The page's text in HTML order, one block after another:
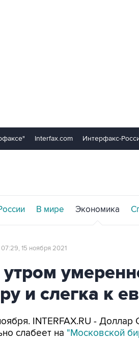
Interfax.com Интерфакс-
В мире Экономика
07:29, 15 ноября 2021
и слегка к
INTERFAX.RU -
слабеет на "Московской